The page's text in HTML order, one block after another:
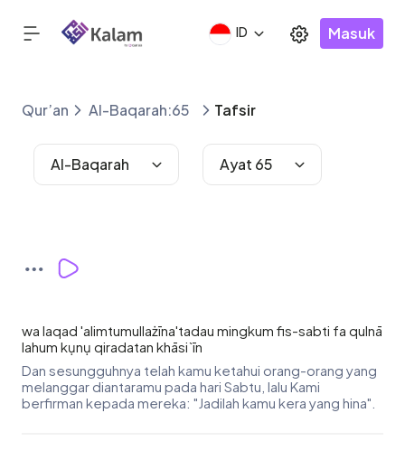
ID Masuk
Qur’an Al-Baqarah:65 Tafsir
Al-Baqarah Ayat 65
wa laqad 'alimtumullażīna'tadau mingkum fis-sabti fa qulnā
lahum kụnụ qiradatan khāsi`īn
Dan sesungguhnya telah kamu ketahui orang-orang yang
melanggar diantaramu pada hari Sabtu, lalu Kami
berfirman kepada mereka: "Jadilah kamu kera yang hina".